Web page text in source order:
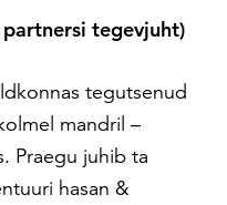
partnersi tegevjuht)
tegutsenud
mandril –
Praegu juhib ta
hasan &